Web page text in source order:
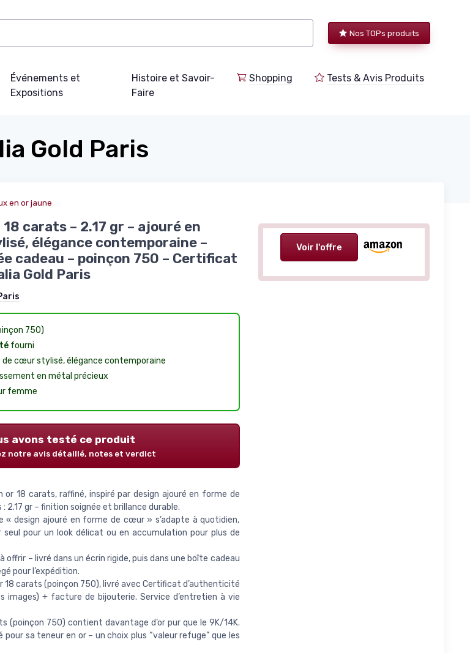
Nos TOPs produits
Événements et
Expositions
Histoire et Savoir-
Faire
Shopping Tests & Avis Produits
Gold Paris
en or jaune
Voir l'offre
carats – 2.17 gr – ajouré en
élégance contemporaine –
cadeau – poinçon 750 – Certificat
Gold Paris
750)
fourni
cœur stylisé, élégance contemporaine
en métal précieux
femme
avons testé ce produit
notre avis détaillé, notes et verdict
or 18 carats, raffiné, inspiré par design ajouré en forme de
2.17 gr – finition soignée et brillance durable.
« design ajouré en forme de cœur » s’adapte à quotidien,
seul pour un look délicat ou en accumulation pour plus de
offrir – livré dans un écrin rigide, puis dans une boîte cadeau
pour l’expédition.
18 carats (poinçon 750), livré avec Certificat d’authenticité
images) + facture de bijouterie. Service d’entretien à vie
(poinçon 750) contient davantage d’or pur que le 9K/14K.
sa teneur en or – un choix plus “valeur refuge” que les